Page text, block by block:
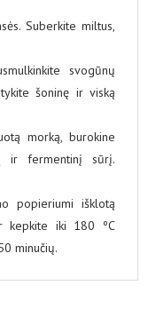
Suberkite miltus,
svogūnų
šoninę ir viską
morką, burokine
ir fermentinį sūrį.
popieriumi išklotą
kepkite iki 180 ºC
minučių.